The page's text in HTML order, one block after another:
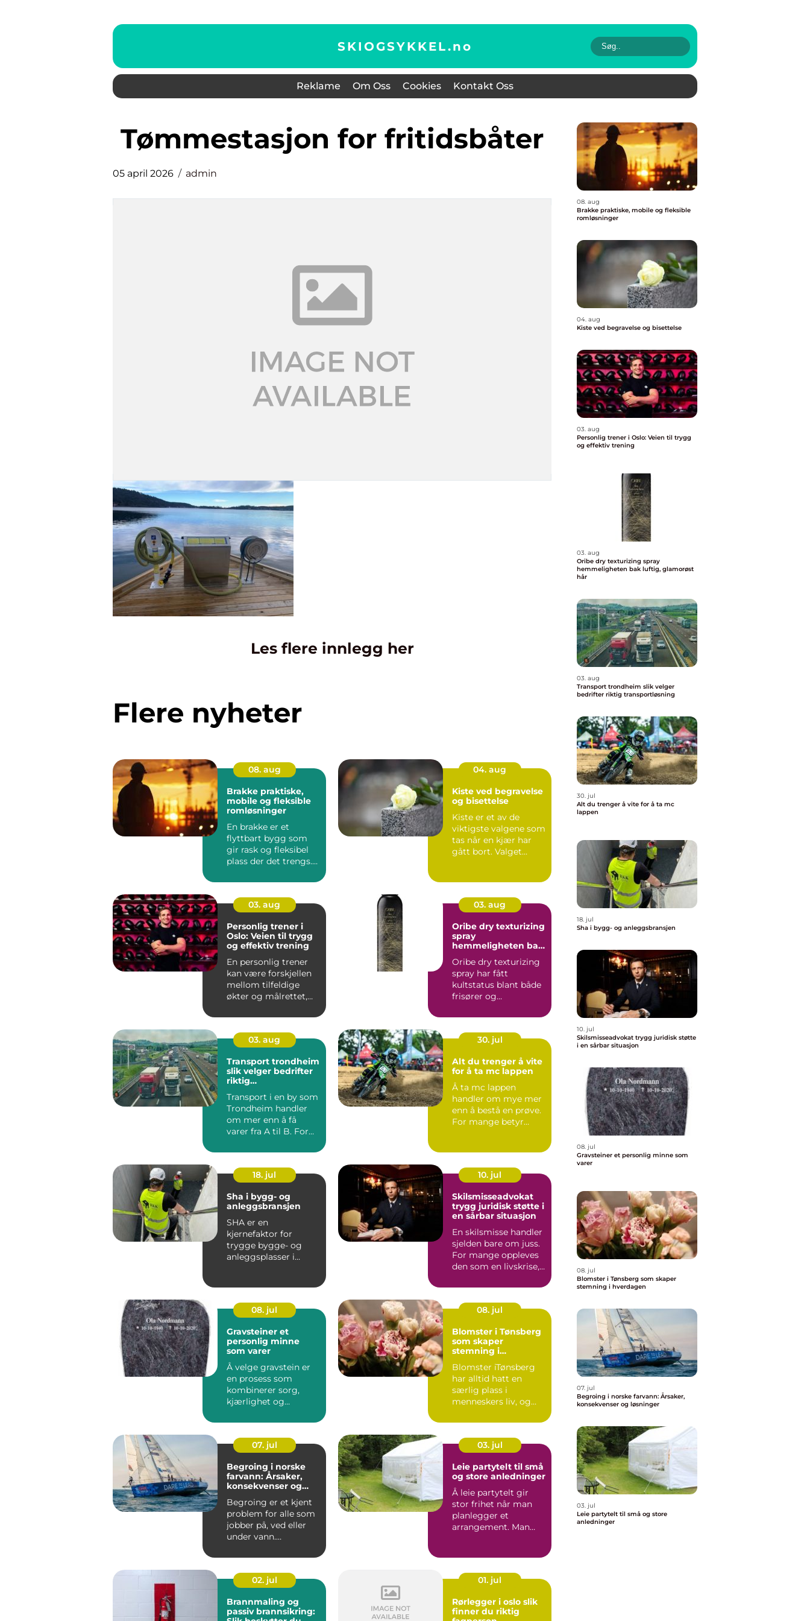
SKIOGSYKKEL.no
Reklame Om Oss Cookies Kontakt Oss
tømmestasjon for fritidsbåter
05 april 2026 admin
Les flere innlegg her
Flere nyheter
08. aug
Brakke praktiske,
mobile og fleksible
romløsninger
En brakke er et
flyttbart bygg som
gir rask og fleksibel
plass der det trengs.
brakk...
04. aug
Kiste ved begravelse
og bisettelse
Kiste er et av de
viktigste valgene som
tas når en kjær har
gått bort. Valget
03. aug
Personlig trener i
Oslo: Veien til trygg
og effektiv trening
En personlig trener
kan være forskjellen
mellom tilfeldige
økter og målrettet,
03. aug
Oribe dry texturizing
spray
hemmeligheten bak
Oribe dry texturizing
spray har fått
kultstatus blant både
frisører og
Mange beskriv...
03. aug
Transport trondheim
slik velger bedrifter
riktig
Transport i en by som
Trondheim handler
om mer enn å få
varer fra A til B. For
go...
30. jul
Alt du trenger å vite
for å ta mc lappen
Å ta mc lappen
handler om mye mer
enn å bestå en prøve.
For mange betyr
18. jul
Sha i bygg- og
anleggsbransjen
SHA er en
kjernefaktor for
trygge bygge- og
anleggsplasser i
arbe...
10. jul
Skilsmisseadvokat
trygg juridisk støtte i
en sårbar situasjon
En skilsmisse handler
sjelden bare om juss.
For mange oppleves
den som en livskrise,
08. jul
Gravsteiner et
personlig minne
som varer
Å velge gravstein er
en prosess som
kombinerer sorg,
kjærlighet og
opplever at...
08. jul
Blomster i Tønsberg
som skaper
stemning i
Blomster iTønsberg
har alltid hatt en
særlig plass i
menneskers liv, og
07. jul
Begroing i norske
farvann: Årsaker,
konsekvenser og
Begroing er et kjent
problem for alle som
jobber på, ved eller
under vann.
oppst&ari...
03. jul
Leie partytelt til små
og store anledninger
Å leie partytelt gir
stor frihet når man
planlegger et
arrangement. Man
02. jul
Brannmaling og
passiv brannsikring:
01. jul
Rørlegger i oslo slik
finner du riktig
08. aug
Brakke praktiske, mobile og fleksible
romløsninger
04. aug
Kiste ved begravelse og bisettelse
03. aug
Personlig trener i Oslo: Veien til trygg
og effektiv trening
03. aug
Oribe dry texturizing spray
hemmeligheten bak luftig, glamorøst
hår
03. aug
Transport trondheim slik velger
bedrifter riktig transportløsning
30. jul
Alt du trenger å vite for å ta mc
lappen
18. jul
Sha i bygg- og anleggsbransjen
10. jul
Skilsmisseadvokat trygg juridisk støtte
i en sårbar situasjon
08. jul
Gravsteiner et personlig minne som
varer
08. jul
Blomster i Tønsberg som skaper
stemning i hverdagen
07. jul
Begroing i norske farvann: Årsaker,
konsekvenser og løsninger
03. jul
Leie partytelt til små og store
anledninger